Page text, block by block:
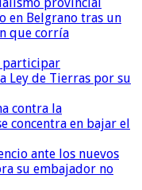
en Belgrano tras un
que corría
participar
Ley de Tierras por su
contra la
concentra en bajar el
ante los nuevos
su embajador no